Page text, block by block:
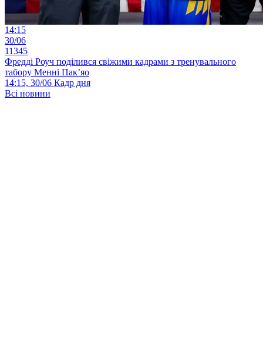
14:15
30/06
11345
Фредді Роуч поділився свіжими кадрами з тренувального
табору Менні Пак’яо
14:15, 30/06 Кадр дня
Всі новини